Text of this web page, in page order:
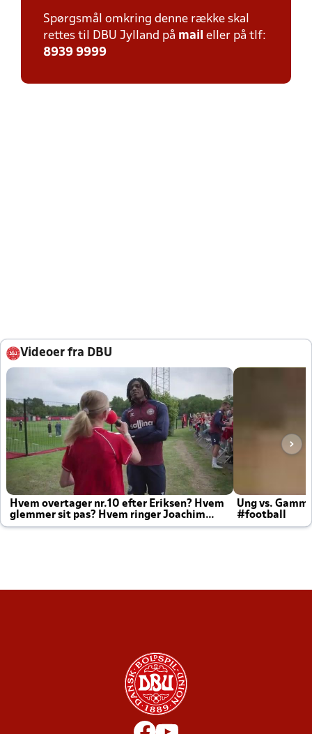
Spørgsmål omkring denne række skal
rettes til DBU Jylland på mail eller på tlf:
8939 9999
Videoer fra DBU
Hvem overtager nr.10 efter Eriksen? Hvem
glemmer sit pas? Hvem ringer Joachim
altid til efter kampe?
Ung vs.
#football